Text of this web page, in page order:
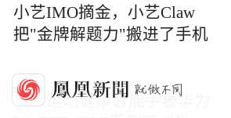
小艺IMO摘金，小艺Claw
把"金牌解题力"搬进了手机
大众运动健康智能手表华为